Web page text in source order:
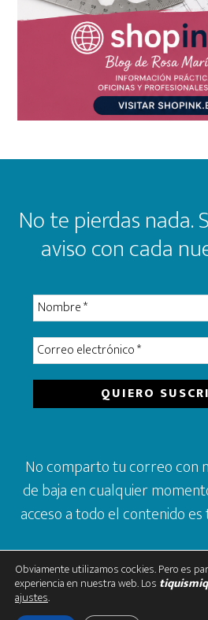
Footer
No te pierdas nada.
aviso con cada
No comparto tu correo con
de baja en cualquier
acceso a todo el contenido
Obviamente utilizamos cockies. Pero es
experiencia en nuestra web. Los
ajustes.